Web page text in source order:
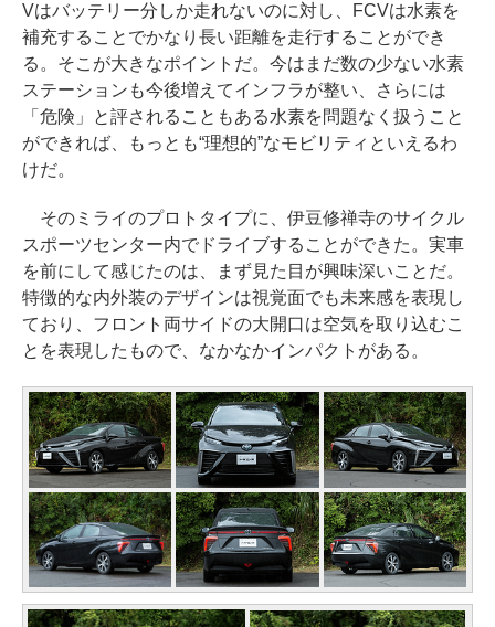
Vはバッテリー分しか走れないのに対し、FCVは水素を
補充することでかなり長い距離を走行することができ
る。そこが大きなポイントだ。今はまだ数の少ない水素
ステーションも今後増えてインフラが整い、さらには
「危険」と評されることもある水素を問題なく扱うこと
ができれば、もっとも“理想的”なモビリティといえるわ
けだ。
そのミライのプロトタイプに、伊豆修禅寺のサイクル
スポーツセンター内でドライブすることができた。実車
を前にして感じたのは、まず見た目が興味深いことだ。
特徴的な内外装のデザインは視覚面でも未来感を表現し
ており、フロント両サイドの大開口は空気を取り込むこ
とを表現したもので、なかなかインパクトがある。